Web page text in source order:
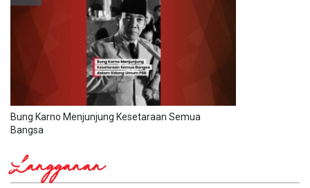
Bung Karno Menjunjung Kesetaraan Semua
Bangsa
Langganan